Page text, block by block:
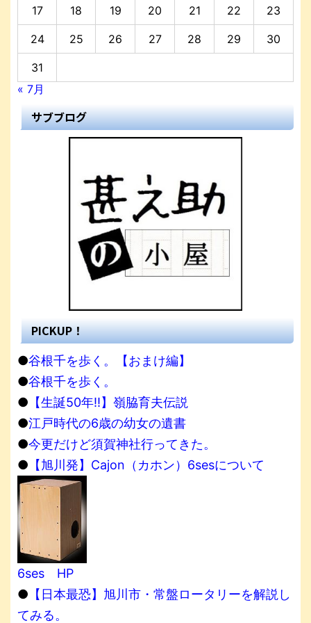
17 18 19 20 21 22 23
24 25 26 27 28 29 30
31
« 7月
サブブログ
PICKUP！
●谷根千を歩く。【おまけ編】
●谷根千を歩く。
● 【生誕50年!!】嶺脇育夫伝説
●江戸時代の6歳の幼女の遺書
●今更だけど須賀神社行ってきた。
● 【旭川発】Cajon（カホン）6sesについて
6ses HP
● 【日本最恐】旭川市・常盤ロータリーを解説し
てみる。